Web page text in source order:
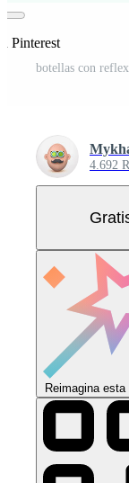
Pinterest
botellas con
4.692
Reimagina esta